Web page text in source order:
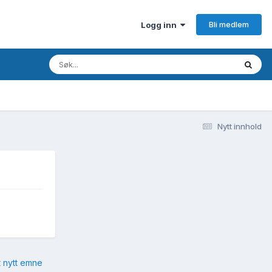
Logg inn Bli medlem
Nytt innhold
nytt emne